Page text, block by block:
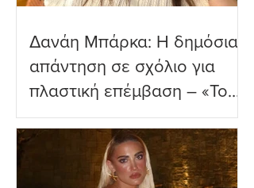
Δανάη Μπάρκα: Η δημόσια
απάντηση σε σχόλιο για
πλαστική επέμβαση – «Το
ωραιότερο σχόλιο που